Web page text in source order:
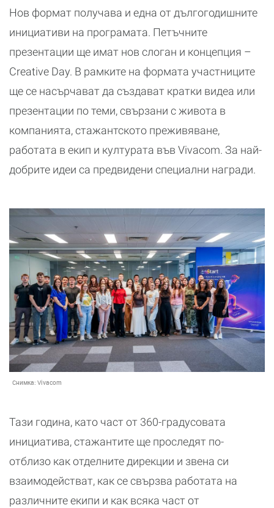
Нов формат получава и една от дългогодишните
инициативи на програмата. Петъчните
презентации ще имат нов слоган и концепция –
Creative Day. В рамките на формата участниците
ще се насърчават да създават кратки видеа или
презентации по теми, свързани с живота в
компанията, стажантското преживяване,
работата в екип и културата във Vivacom. За най-
добрите идеи са предвидени специални награди.
Снимка: Vivacom
Тази година, като част от 360-градусовата
инициатива, стажантите ще проследят по-
отблизо как отделните дирекции и звена си
взаимодействат, как се свързва работата на
различните екипи и как всяка част от